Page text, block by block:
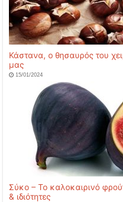
Κάστανα, ο θησαυρός του
μας
15/01/2024
Σύκο – Το καλοκαιρινό
& ιδιότητες